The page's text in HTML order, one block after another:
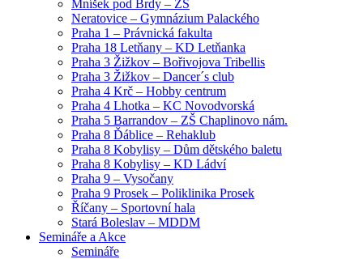
Mníšek pod Brdy – ZŠ
Neratovice – Gymnázium Palackého
Praha 1 – Právnická fakulta
Praha 18 Letňany – KD Letňanka
Praha 3 Žižkov – Bořivojova Tribellis
Praha 3 Žižkov – Dancer´s club
Praha 4 Krč – Hobby centrum
Praha 4 Lhotka – KC Novodvorská
Praha 5 Barrandov – ZŠ Chaplinovo nám.
Praha 8 Ďáblice – Rehaklub
Praha 8 Kobylisy – Dům dětského baletu
Praha 8 Kobylisy – KD Ládví
Praha 9 – Vysočany
Praha 9 Prosek – Poliklinika Prosek
Říčany – Sportovní hala
Stará Boleslav – MDDM
Semináře a Akce
Semináře